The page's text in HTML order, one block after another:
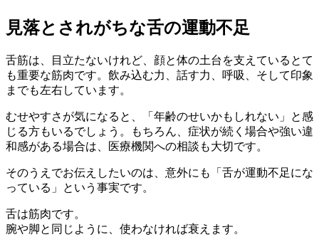
見落とされがちな舌の運動不足
舌筋は、目立たないけれど、顔と体の土台を支えているとて
も重要な筋肉です。飲み込む力、話す力、呼吸、そして印象
までも左右しています。
むせやすさが気になると、「年齢のせいかもしれない」と感
じる方もいるでしょう。もちろん、症状が続く場合や強い違
和感がある場合は、医療機関への相談も大切です。
そのうえでお伝えしたいのは、意外にも「舌が運動不足にな
っている」という事実です。
舌は筋肉です。
腕や脚と同じように、使わなければ衰えます。